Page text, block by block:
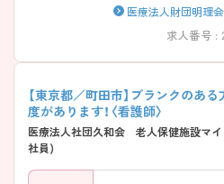
医療法人財団明理
求人番号 :
【東京都／町田市】ブランクのあ
度があります！〈看護師〉
医療法人社団久和会 老人保健施設マ
社員)